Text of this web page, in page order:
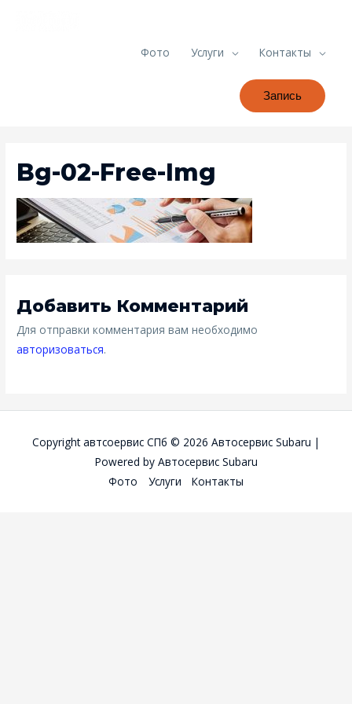
Фото Услуги Контакты
Запись
Bg-02-Free-Img
Добавить Комментарий
Для отправки комментария вам необходимо
авторизоваться.
Copyright автсоервис СПб © 2026 Автосервис Subaru |
Powered by Автосервис Subaru
Фото
Услуги Контакты